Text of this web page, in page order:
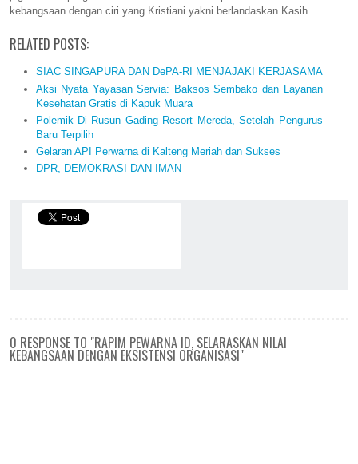
kebangsaan dengan ciri yang Kristiani yakni berlandaskan Kasih.
RELATED POSTS:
SIAC SINGAPURA DAN DePA-RI MENJAJAKI KERJASAMA
Aksi Nyata Yayasan Servia: Baksos Sembako dan Layanan
Kesehatan Gratis di Kapuk Muara
Polemik Di Rusun Gading Resort Mereda, Setelah Pengurus
Baru Terpilih
Gelaran API Perwarna di Kalteng Meriah dan Sukses
DPR, DEMOKRASI DAN IMAN
0 RESPONSE TO "RAPIM PEWARNA ID, SELARASKAN NILAI
KEBANGSAAN DENGAN EKSISTENSI ORGANISASI"